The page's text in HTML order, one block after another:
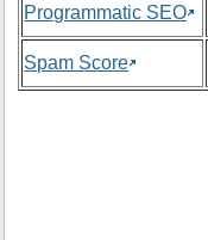
Programmatic SEO
Spam Score